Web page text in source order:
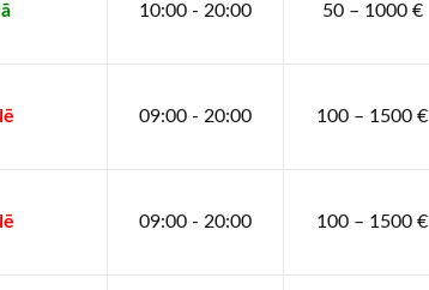
10:00 - 20:00 50 – 1000 €
09:00 - 20:00 100 – 1500 €
09:00 - 20:00 100 – 1500 €